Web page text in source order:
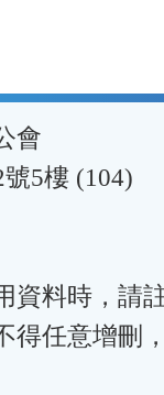
會
5樓 (104)
資料時，請
得任意增刪